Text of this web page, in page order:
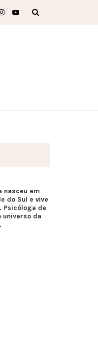
nasceu em
do Sul e vive
Psicóloga de
universo da